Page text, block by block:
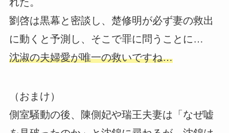
れた。
劉啓は黒幕と密談し、楚修明が必ず妻の救出
に動くと予測し、そこで罪に問うことに…
沈淑の夫婦愛が唯一の救いですね…
（おまけ）
側室騒動の後、陳側妃や瑞王夫妻は「なぜ嘘